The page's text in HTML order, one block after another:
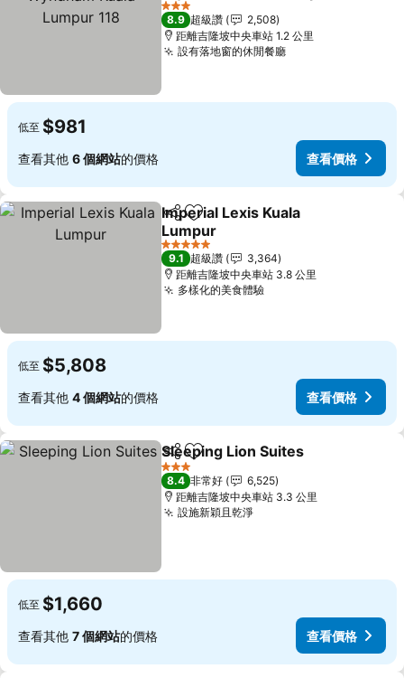
118
3 星級
8.9 超級讚
2,508
距離吉隆坡中央車站 1.2 公里
設有落地窗的休閒餐廳
低至 $981
查看其他 6 個網站的價格 查看價格
分享 加入我的最愛
Imperial Lexis Kuala
Lumpur
5 星級
9.1 超級讚
3,364
距離吉隆坡中央車站 3.8 公里
多樣化的美食體驗
低至 $5,808
查看其他 4 個網站的價格 查看價格
分享 加入我的最愛
Sleeping Lion Suites
3 星級
8.4 非常好
6,525
距離吉隆坡中央車站 3.3 公里
設施新穎且乾淨
低至 $1,660
查看其他 7 個網站的價格 查看價格